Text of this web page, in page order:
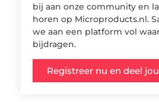
bij aan onze community en
horen op Microproducts.nl.
we aan een platform vol
bijdragen.
Registreer nu en deel